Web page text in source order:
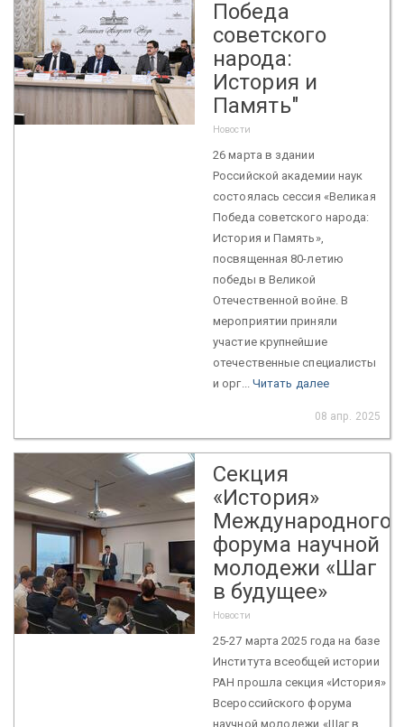
Победа
советского
народа:
История и
Память"
Новости
26 марта в здании
Российской академии наук
состоялась сессия «Великая
Победа советского народа:
История и Память»,
посвященная 80-летию
победы в Великой
Отечественной войне. В
мероприятии приняли
участие крупнейшие
отечественные специалисты
и орг... Читать далее
08 апр. 2025
Секция
«История»
Международного
форума научной
молодежи «Шаг
в будущее»
Новости
25-27 марта 2025 года на базе
Института всеобщей истории
РАН прошла секция «История»
Всероссийского форума
научной молодежи «Шаг в